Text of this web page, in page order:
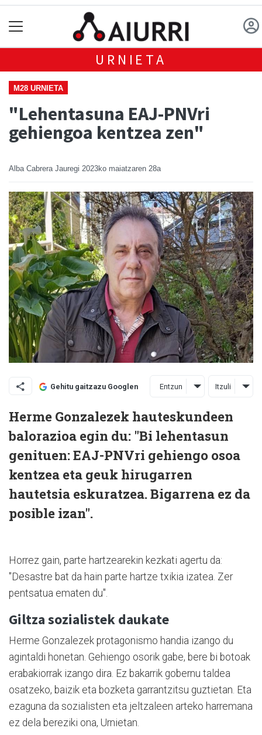
URNIETA
M28 URNIETA
"Lehentasuna EAJ-PNVri
gehiengoa kentzea zen"
Alba Cabrera Jauregi 2023ko maiatzaren 28a
Gehitu gaitzazu Googlen Entzun Itzuli
Herme Gonzalezek hauteskundeen
balorazioa egin du: "Bi lehentasun
genituen: EAJ-PNVri gehiengo osoa
kentzea eta geuk hirugarren
hautetsia eskuratzea. Bigarrena ez da
posible izan".
Horrez gain, parte hartzearekin kezkati agertu da:
"Desastre bat da hain parte hartze txikia izatea. Zer
pentsatua ematen du".
Giltza sozialistek daukate
Herme Gonzalezek protagonismo handia izango du
agintaldi honetan. Gehiengo osorik gabe, bere bi botoak
erabakiorrak izango dira. Ez bakarrik gobernu taldea
osatzeko, baizik eta bozketa garrantzitsu guztietan. Eta
ezaguna da sozialisten eta jeltzaleen arteko harremana
ez dela bereziki ona, Urnietan.